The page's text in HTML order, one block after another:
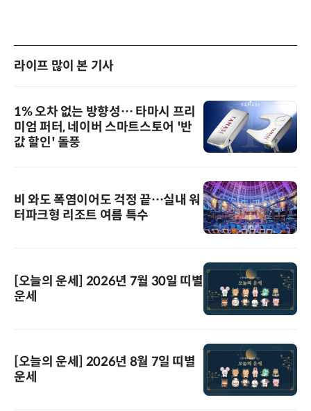
라이프 많이 본 기사
1% 오차 없는 방향성… 타마시 프리
미엄 퍼터, 네이버 스마트스토어 '반
값 할인' 돌풍
비 와도 폭염이어도 걱정 끝…실내 워
터파크형 리조트 여름 특수
[오늘의 운세] 2026년 7월 30일 띠별
운세
[오늘의 운세] 2026년 8월 7일 띠별
운세